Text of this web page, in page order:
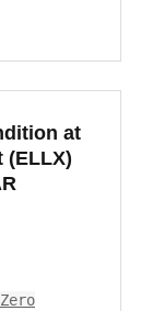
at
(ELLX)